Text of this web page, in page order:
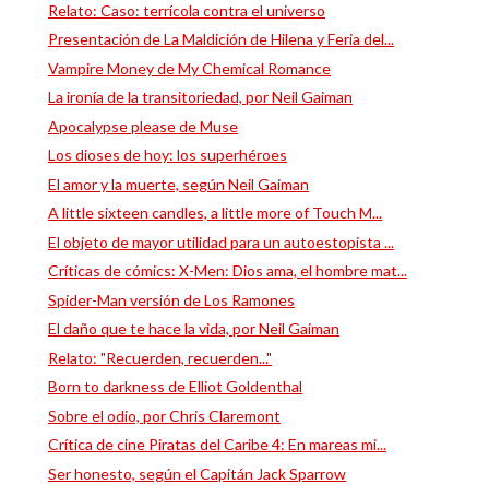
Relato: Caso: terrícola contra el universo
Presentación de La Maldición de Hilena y Feria del...
Vampire Money de My Chemical Romance
La ironía de la transitoriedad, por Neil Gaiman
Apocalypse please de Muse
Los dioses de hoy: los superhéroes
El amor y la muerte, según Neil Gaiman
A little sixteen candles, a little more of Touch M...
El objeto de mayor utilidad para un autoestopista ...
Críticas de cómics: X-Men: Dios ama, el hombre mat...
Spider-Man versión de Los Ramones
El daño que te hace la vida, por Neil Gaiman
Relato: "Recuerden, recuerden..."
Born to darkness de Elliot Goldenthal
Sobre el odio, por Chris Claremont
Crítica de cine Piratas del Caribe 4: En mareas mi...
Ser honesto, según el Capitán Jack Sparrow